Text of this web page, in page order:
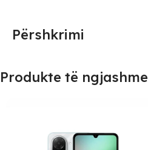
Përshkrimi
Produkte të ngjashme